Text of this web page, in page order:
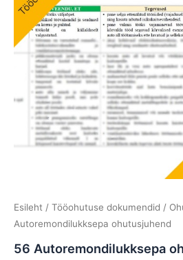
Esileht / Tööohutuse dokumendid /
Autoremondilukksepa ohutusjuhend
56 Autoremondilukksepa